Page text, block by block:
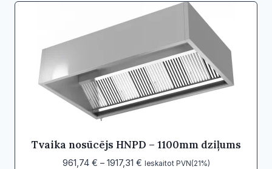
variants.
The
options
may
be
chosen
product
page
Tvaika nosūcējs HNPD – 1100mm dziļums
961,74 € – 1917,31 €Price
Ieskaitot PVN(21%)